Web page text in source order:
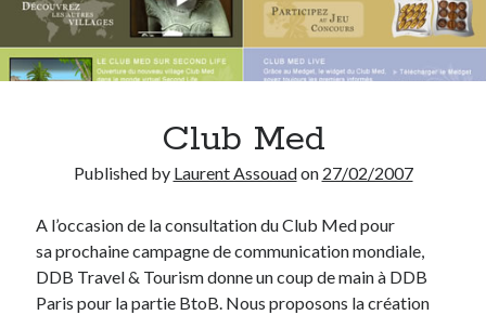
Catégories
Catégories
Archives
Tags
Club Med
Published by Laurent Assouadon 27/02/2007
A l’occasion de la consultation du Club Med pour
sa prochaine campagne de communication mondiale,
DDB Travel & Tourism donne un coup de main à DDB
Paris pour la partie BtoB. Nous proposons la création